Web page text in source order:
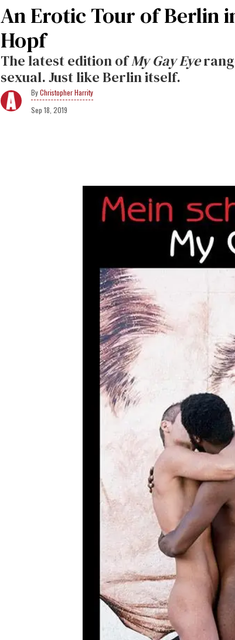
An Erotic Tour of Berlin
Hopf
The latest edition ofMy Gay Eye
sexual. Just like Berlin itself.
Christopher Harrity
Sep 18, 2019